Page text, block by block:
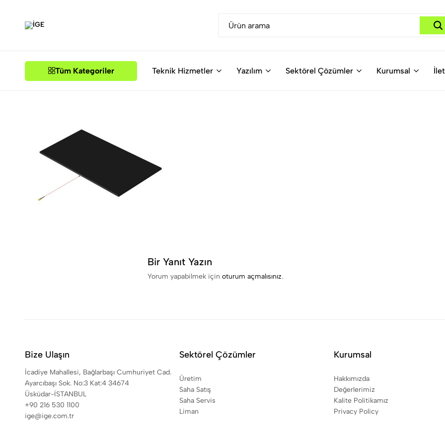
Tüm Kategoriler Teknik Hizmetler Yazılım Sektörel Çözümler Kurumsal
Bir Yanıt Yazın
Yorum yapabilmek için oturum açmalısınız.
Bize Ulaşın
İcadiye Mahallesi, Bağlarbaşı Cumhuriyet Cad.
Ayarcıbaşı Sok. No:3 Kat:4 34674
Üsküdar-İSTANBUL
+90 216 530 1100
ige@ige.com.tr
Sektörel Çözümler
Üretim
Saha Satış
Saha Servis
Liman
Kurumsal
Hakkımızda
Değerlerimiz
Kalite Politikamız
Privacy Policy